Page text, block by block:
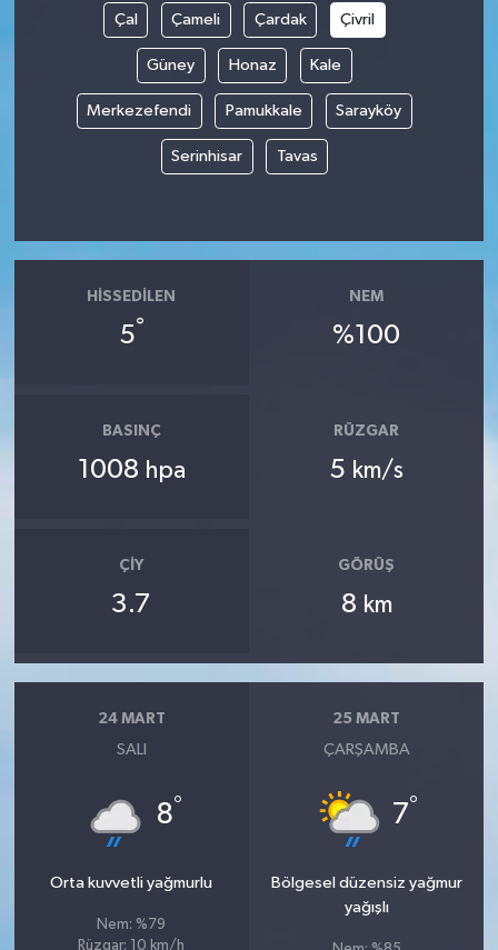
Çal Çameli Çardak Çivril
Güney Honaz Kale
Merkezefendi Pamukkale Sarayköy
Serinhisar Tavas
HISSEDILEN
5°
NEM
%100
BASINÇ
1008 hpa
RÜZGAR
5 km/s
ÇIY
3.7
GÖRÜŞ
8 km
24 MART
SALI
8°
Orta kuvvetli yağmurlu
Nem: %79
Rüzgar: 10 km/h
25 MART
ÇARŞAMBA
7°
Bölgesel düzensiz yağmur
yağışlı